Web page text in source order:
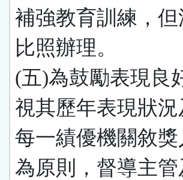
補強教育訓練，
比照辦理。
(五)為鼓勵表現良
視其歷年表現狀
每一績優機關敘
為原則，督導主